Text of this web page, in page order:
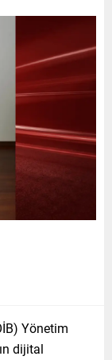
Yönetim
dijital